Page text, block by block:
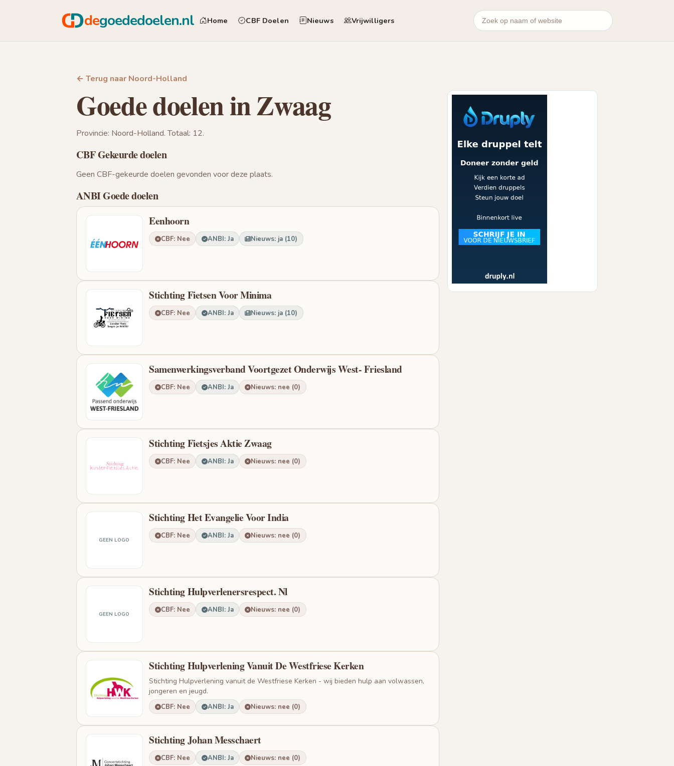
degoededoelen.nl Home CBF Doelen Nieuws Vrijwilligers
← Terug naar Noord-Holland
Goede doelen in Zwaag
Provincie: Noord-Holland. Totaal: 12.
CBF Gekeurde doelen
Geen CBF-gekeurde doelen gevonden voor deze plaats.
ANBI Goede doelen
Eenhoorn
CBF: Nee ANBI: Ja Nieuws: ja (10)
Stichting Fietsen Voor Minima
CBF: Nee ANBI: Ja Nieuws: ja (10)
Samenwerkingsverband Voortgezet Onderwijs West- Friesland
CBF: Nee ANBI: Ja Nieuws: nee (0)
Stichting Fietsjes Aktie Zwaag
CBF: Nee ANBI: Ja Nieuws: nee (0)
GEEN LOGO
Stichting Het Evangelie Voor India
CBF: Nee ANBI: Ja Nieuws: nee (0)
GEEN LOGO
Stichting Hulpverlenersrespect. Nl
CBF: Nee ANBI: Ja Nieuws: nee (0)
Stichting Hulpverlening Vanuit De Westfriese Kerken
Stichting Hulpverlening vanuit de Westfriese Kerken - wij bieden hulp aan volwassen,
jongeren en jeugd.
CBF: Nee ANBI: Ja Nieuws: nee (0)
Stichting Johan Messchaert
CBF: Nee ANBI: Ja Nieuws: nee (0)